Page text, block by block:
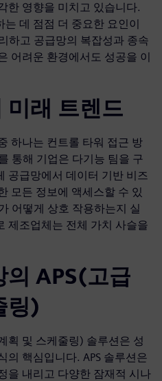
한 영향을 미치고 있습니다.
데 점점 더 중요한 요인이
하고 공급망의 복잡성과 종속
어려운 환경에서도 성공을 이
미래 트렌드
하나는 컨트롤 타워 접근 방
통해 기업은 다기능 팀을 구
공급망에서 데이터 기반 비즈
모든 정보에 액세스할 수 있
어떻게 상호 작용하는지 실
제조업체는 전체 가치 사슬을
의 APS(고급
링)
획 및 스케줄링) 솔루션은 성
의 핵심입니다. APS 솔루션은
을 내리고 다양한 잠재적 시나